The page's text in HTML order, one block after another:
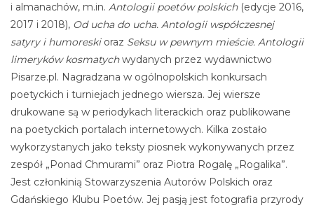
i almanachów, m.in. Antologii poetów polskich(edycje 2016,
2017 i 2018), Od ucha do ucha. Antologii współczesnej
satyry i humoreskioraz Seksu w pewnym mieście. Antologii
limeryków kosmatychwydanych przez wydawnictwo
Pisarze.pl. Nagradzana w ogólnopolskich konkursach
poetyckich i turniejach jednego wiersza. Jej wiersze
drukowane są w periodykach literackich oraz publikowane
na poetyckich portalach internetowych. Kilka zostało
wykorzystanych jako teksty piosnek wykonywanych przez
zespół „Ponad Chmurami” oraz Piotra Rogalę „Rogalika”.
Jest członkinią Stowarzyszenia Autorów Polskich oraz
Gdańskiego Klubu Poetów. Jej pasją jest fotografia przyrody